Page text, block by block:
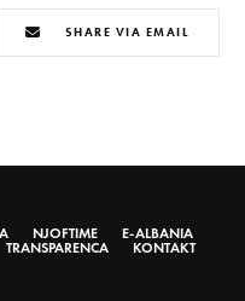
SHARE VIA EMAIL
NJOFTIME
E-ALBANIA
TRANSPARENCA KONTAKT